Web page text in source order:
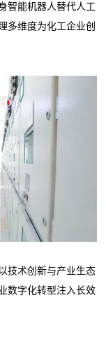
智能机器人替代人工
多维度为化工企业创
术创新与产业生态
数字化转型注入长效